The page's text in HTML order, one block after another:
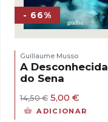
- 66%
Guillaume Musso
A Desconhecida
do Sena
14,50€ O
preço
5,00 €
preço
ADICIONAR